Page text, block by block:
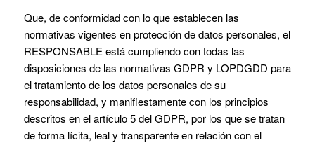
Que, de conformidad con lo que establecen las
normativas vigentes en protección de datos personales, el
RESPONSABLE está cumpliendo con todas las
disposiciones de las normativas GDPR y LOPDGDD para
el tratamiento de los datos personales de su
responsabilidad, y manifiestamente con los principios
descritos en el artículo 5 del GDPR, por los que se tratan
de forma lícita, leal y transparente en relación con el